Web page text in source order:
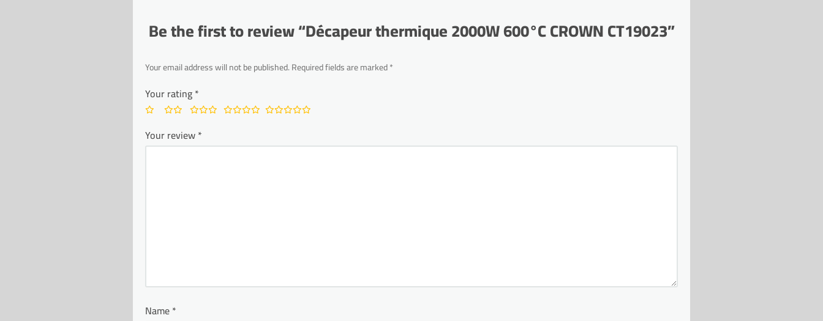
Be the first to review “Décapeur thermique 2000W 600°C CROWN CT19023”
Your email address will not be published.Required fields are marked*
Your rating*
Your review*
Name*